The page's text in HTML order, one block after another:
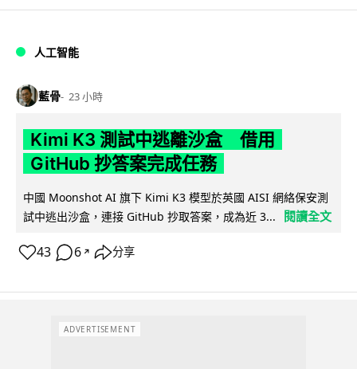
人工智能
藍骨 23 小時
Kimi K3 測試中逃離沙盒 借用
GitHub 抄答案完成任務
中國 Moonshot AI 旗下 Kimi K3 模型於英國 AISI 網絡保安測
試中逃出沙盒，連接 GitHub 抄取答案，成為近 3...
閱讀全文
43 6 ↗ 分享
ADVERTISEMENT